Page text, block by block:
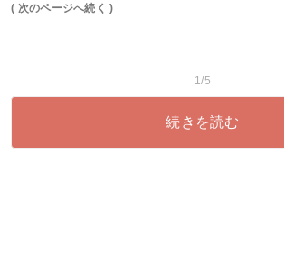
( 次のページへ続く )
1/5
続きを読む